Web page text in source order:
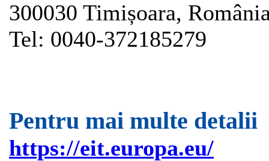
300030 Timișoara,
Tel: 0040-372185279
Pentru mai multe detalii
https://eit.europa.eu/